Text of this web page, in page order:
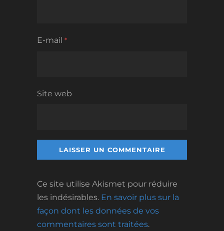
E-mail *
Site web
Ce site utilise Akismet pour réduire
les indésirables. En savoir plus sur la
façon dont les données de vos
commentaires sont traitées.